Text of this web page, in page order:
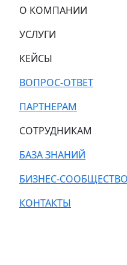
О КОМПАНИИ
УСЛУГИ
КЕЙСЫ
ВОПРОС-ОТВЕТ
ПАРТНЕРАМ
СОТРУДНИКАМ
БАЗА ЗНАНИЙ
БИЗНЕС-СООБЩЕСТВО
КОНТАКТЫ